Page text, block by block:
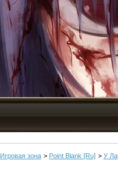
Игровая зона > Point Blank [Ru] > У